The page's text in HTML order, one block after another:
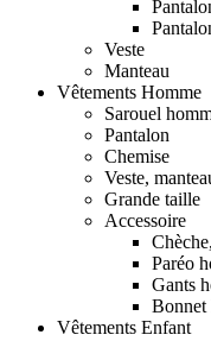
Veste
Manteau
Vêtements Homme
Sarouel
Pantalon
Chemise
Veste,
Grande taille
Accessoire
Paréo
Gants
Bonnet
Vêtements Enfant